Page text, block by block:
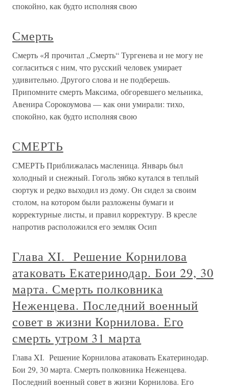
спокойно, как будто исполняя свою
Смерть
Смерть «Я прочитал „Смерть“ Тургенева и не могу не
согласиться с ним, что русский человек умирает
удивительно. Другого слова и не подберешь.
Припомните смерть Максима, обгоревшего мельника,
Авенира Сорокоумова — как они умирали: тихо,
спокойно, как будто исполняя свою
СМЕРТЬ
СМЕРТЬ Приближалась масленица. Январь был
холодный и снежный. Гоголь зябко кутался в теплый
сюртук и редко выходил из дому. Он сидел за своим
столом, на котором были разложены бумаги и
корректурные листы, и правил корректуру. В кресле
напротив расположился его земляк Осип
Глава XI. Решение Корнилова
атаковать Екатеринодар. Бои 29, 30
марта. Смерть полковника
Неженцева. Последний военный
совет в жизни Корнилова. Его
смерть утром 31 марта
Глава XI. Решение Корнилова атаковать Екатеринодар.
Бои 29, 30 марта. Смерть полковника Неженцева.
Последний военный совет в жизни Корнилова. Его